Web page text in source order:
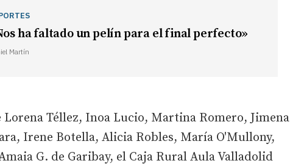
ha faltado un pelín para el final perfecto»
Martín
Lorena Téllez, Inoa Lucio, Martina Romero, Jimena
Irene Botella, Alicia Robles, María O'Mullony,
G. de Garibay, el Caja Rural Aula Valladolid